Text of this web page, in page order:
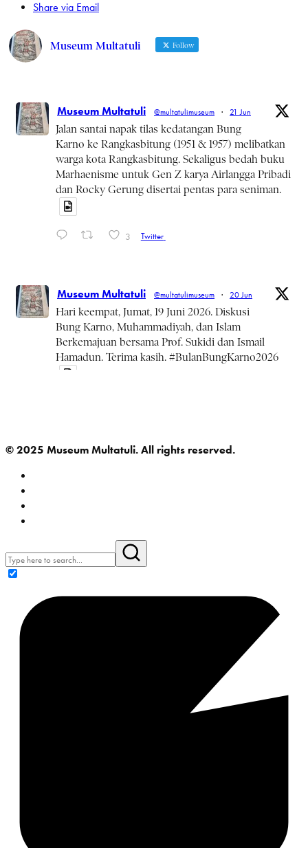
Share via Email
Museum Multatuli Follow
Museum Multatuli @multatulimuseum · 21 Jun
Jalan santai napak tilas kedatangan Bung
Karno ke Rangkasbitung (1951 & 1957) melibatkan
warga kota Rangkasbitung. Sekaligus bedah buku
Marhaenisme untuk Gen Z karya Airlangga Pribadi
dan Rocky Gerung disertai pentas para seniman.
3 Twitter
Museum Multatuli @multatulimuseum · 20 Jun
Hari keempat, Jumat, 19 Juni 2026. Diskusi
Bung Karno, Muhammadiyah, dan Islam
Berkemajuan bersama Prof. Sukidi dan Ismail
Hamadun. Terima kasih. #BulanBungKarno2026
1
Masih ada besok dan lusa. Jumat dan Sabtu, 19
dan 20 Juni 2026. Sila hadir datang dan nikmati.
© 2025 Museum Multatuli. All rights reserved.